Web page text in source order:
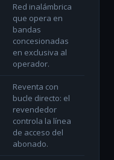
Red inalámbrica
que opera en
bandas
concesionadas
en exclusiva al
operador.
Reventa con
bucle directo: el
revendedor
controla la línea
de acceso del
abonado.